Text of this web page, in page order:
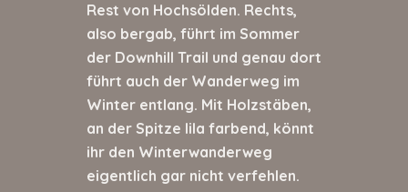
Rest von Hochsölden. Rechts,
also bergab, führt im Sommer
der Downhill Trail und genau dort
führt auch der Wanderweg im
Winter entlang. Mit Holzstäben,
an der Spitze lila farbend, könnt
ihr den Winterwanderweg
eigentlich gar nicht verfehlen.